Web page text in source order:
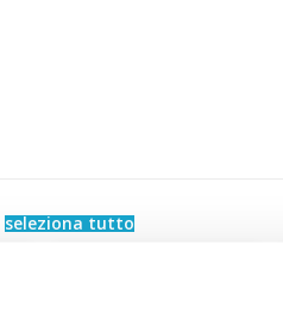
seleziona tutto